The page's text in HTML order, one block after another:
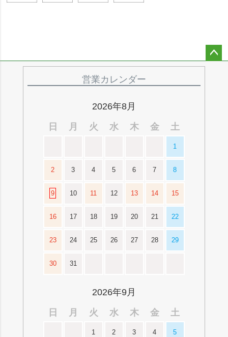
営業カレンダー
2026年8月
日
月 火 水 木 金 土
1
2 3 4 5 6 7 8
9 10 11 12 13 14 15
16 17 18 19 20 21 22
23 24 25 26 27 28 29
30 31
2026年9月
日
月 火 水 木 金 土
1 2 3 4 5